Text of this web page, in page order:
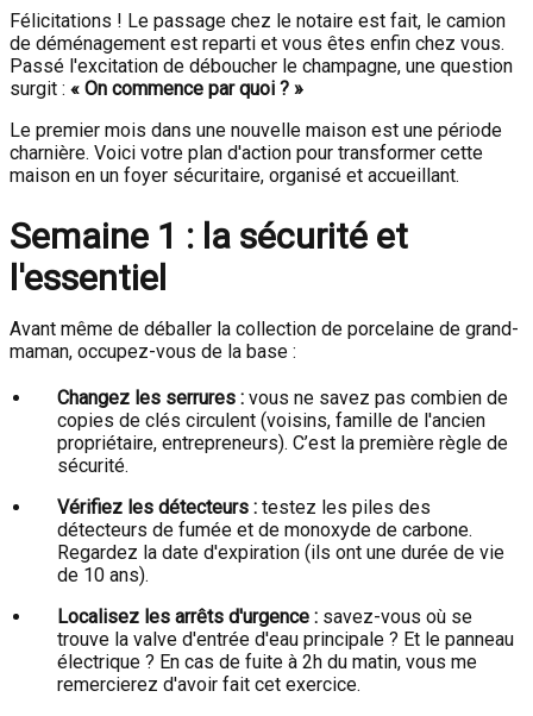
Félicitations ! Le passage chez le notaire est fait, le camion
de déménagement est reparti et vous êtes enfin chez vous.
Passé l'excitation de déboucher le champagne, une question
surgit : « On commence par quoi ? »
Le premier mois dans une nouvelle maison est une période
charnière. Voici votre plan d'action pour transformer cette
maison en un foyer sécuritaire, organisé et accueillant.
Semaine 1 : la sécurité et
l'essentiel
Avant même de déballer la collection de porcelaine de grand-
maman, occupez-vous de la base :
Changez les serrures : vous ne savez pas combien de
copies de clés circulent (voisins, famille de l'ancien
propriétaire, entrepreneurs). C’est la première règle de
sécurité.
Vérifiez les détecteurs : testez les piles des
détecteurs de fumée et de monoxyde de carbone.
Regardez la date d'expiration (ils ont une durée de vie
de 10 ans).
Localisez les arrêts d'urgence : savez-vous où se
trouve la valve d'entrée d'eau principale ? Et le panneau
électrique ? En cas de fuite à 2h du matin, vous me
remercierez d'avoir fait cet exercice.